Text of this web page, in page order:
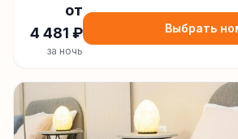
от
4 481 ₽
за ночь
Выбрать